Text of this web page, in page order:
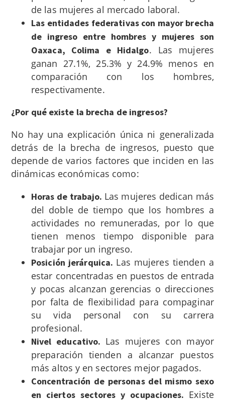
de las mujeres al mercado laboral.
Las entidades federativas con mayor brecha
de ingreso entre hombres y mujeres son
Oaxaca, Colima e Hidalgo. Las mujeres
ganan 27.1%, 25.3% y 24.9% menos en
comparación con los hombres,
respectivamente.
¿Por qué existe la brecha de ingresos?
No hay una explicación única ni generalizada
detrás de la brecha de ingresos, puesto que
depende de varios factores que inciden en las
dinámicas económicas como:
Horas de trabajo. Las mujeres dedican más
del doble de tiempo que los hombres a
actividades no remuneradas, por lo que
tienen menos tiempo disponible para
trabajar por un ingreso.
Posición jerárquica. Las mujeres tienden a
estar concentradas en puestos de entrada
y pocas alcanzan gerencias o direcciones
por falta de flexibilidad para compaginar
su vida personal con su carrera
profesional.
Nivel educativo. Las mujeres con mayor
preparación tienden a alcanzar puestos
más altos y en sectores mejor pagados.
Concentración de personas del mismo sexo
en ciertos sectores y ocupaciones. Existe